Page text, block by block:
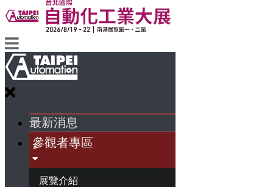
最新消息
參觀者專區
展覽介紹